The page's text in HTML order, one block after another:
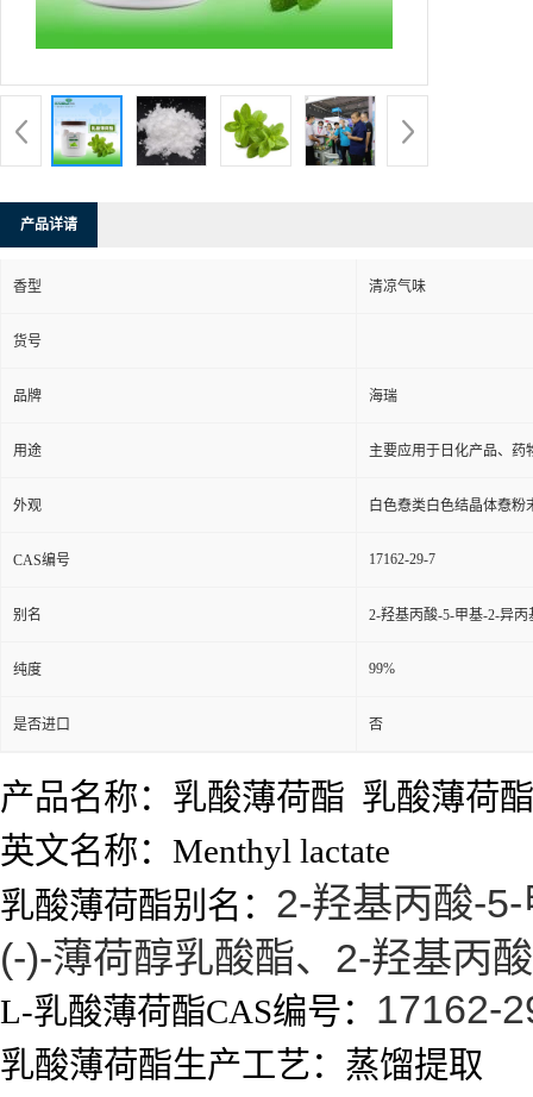
产品详请
香型 清凉气味
货号
品牌 海瑞
用途 主要应用于日化产品、药
外观 白色憃类白色结晶体憃粉
CAS编号 17162-29-7
别名 2-羟基丙酸-5-甲基-2-异
纯度 99%
是否进口 否
产品名称：乳酸薄荷酯 乳酸薄荷酯
英文名称：Menthyl lactate
乳酸薄荷酯别名： 2-羟基丙酸-
(-)-薄荷醇乳酸酯、2-羟基丙
L-乳酸薄荷酯CAS编号： 17162-
乳酸薄荷酯生产工艺：蒸馏提取